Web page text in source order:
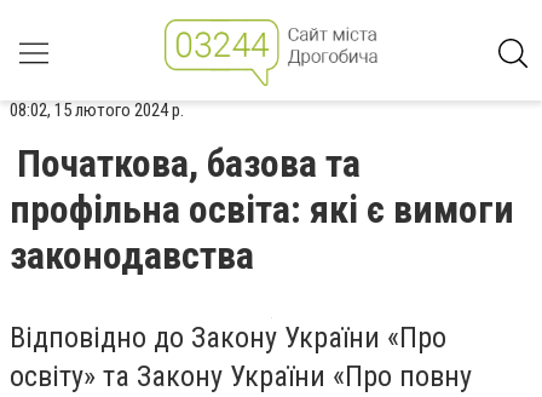
08:02, 15 лютого 2024 р.
Початкова, базова та
профільна освіта: які є вимоги
законодавства
Відповідно до Закону України «Про
освіту» та Закону України «Про повну